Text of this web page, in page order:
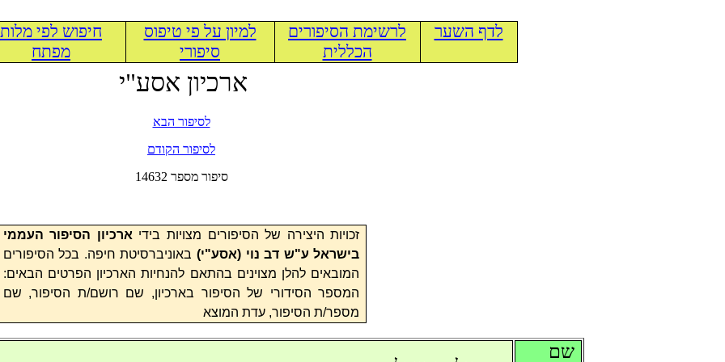
לדף השער
לרשימת הסיפורים
הכללית
למיון על פי טיפוס
סיפורי
חיפוש לפי מלות
מפתח
ארכיון אסע"י
לסיפור הבא
לסיפור הקודם
14632 סיפור מספר
זכויות היצירה של הסיפורים מצויות בידי ארכיון הסיפור העממי
בישראל ע"ש דב נוי (אסע"י) באוניברסיטת חיפה. בכל הסיפורים
המובאים להלן מצוינים בהתאם להנחיות הארכיון הפרטים הבאים:
המספר הסידורי של הסיפור בארכיון, שם רושם/ת הסיפור, שם
מספר/ת הסיפור, עדת המוצא
שם